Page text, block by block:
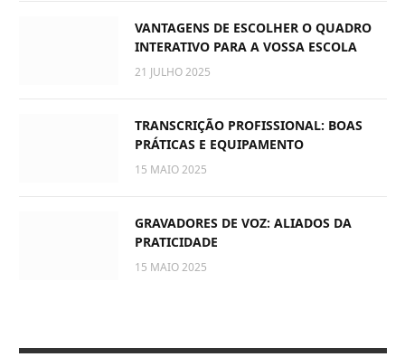
VANTAGENS DE ESCOLHER O QUADRO
INTERATIVO PARA A VOSSA ESCOLA
21 JULHO 2025
TRANSCRIÇÃO PROFISSIONAL: BOAS
PRÁTICAS E EQUIPAMENTO
15 MAIO 2025
GRAVADORES DE VOZ: ALIADOS DA
PRATICIDADE
15 MAIO 2025